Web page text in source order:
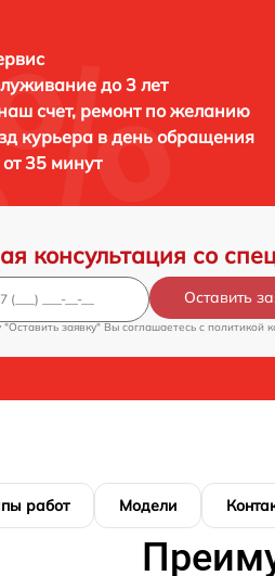
до 3 лет
счет, ремонт по желанию
курьера в день обращения
от 35 минут
консультация со
Оставить
заявку" Вы соглашаетесь c политикой
работ Модели